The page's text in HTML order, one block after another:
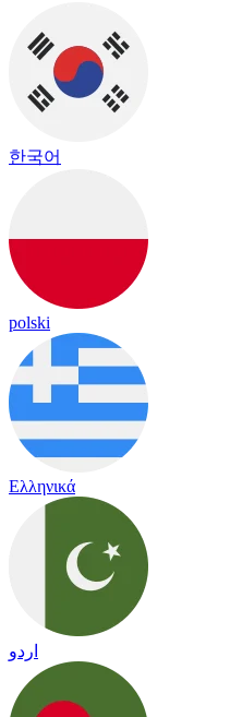
한국어
polski
Ελληνικά
اردو